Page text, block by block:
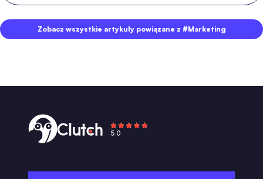
Zobacz wszystkie artykuły powiązane z #Marketing